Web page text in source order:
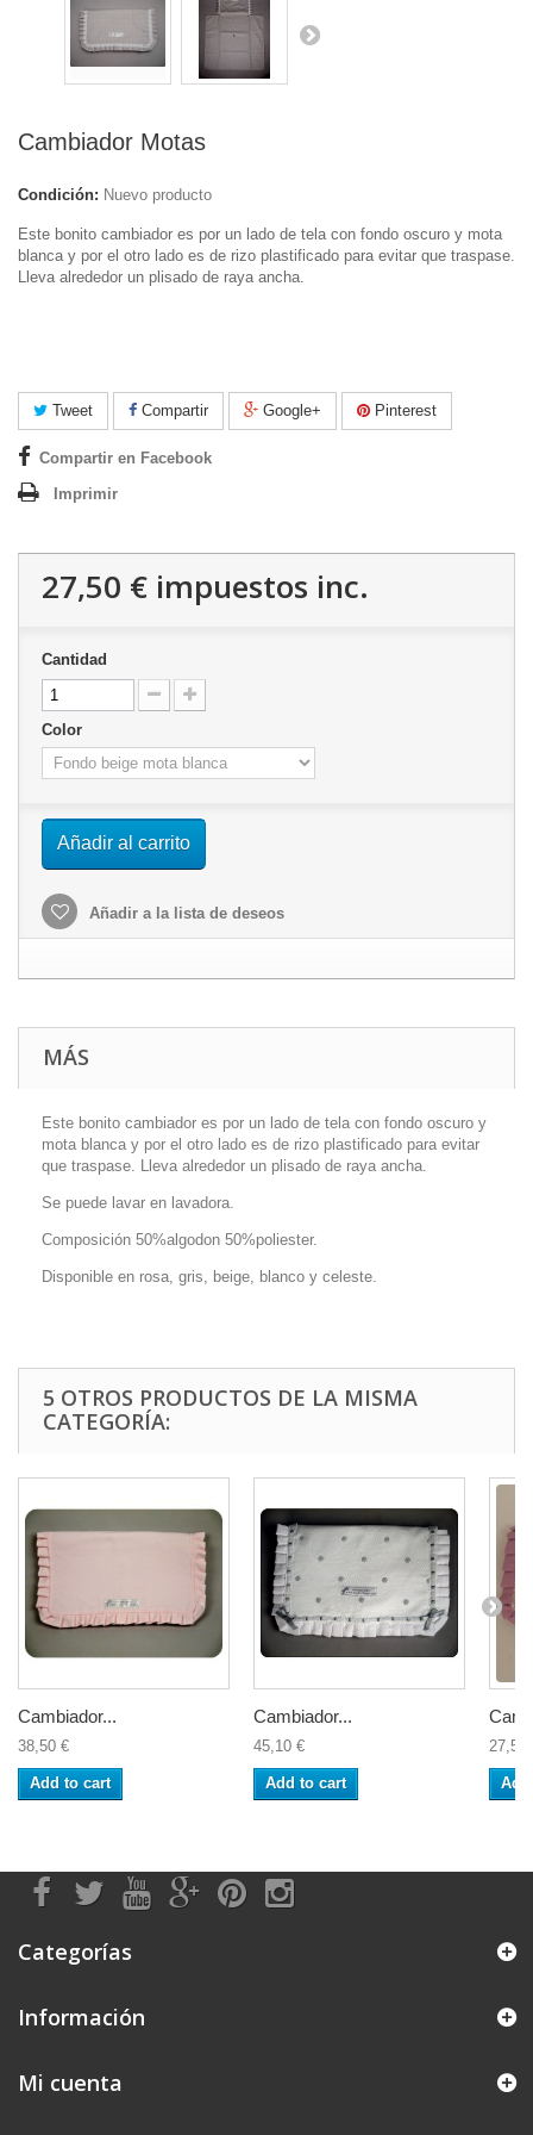
Cambiador Motas
Condición: Nuevo producto
Este bonito cambiador es por un lado de tela con fondo oscuro y mota
blanca y por el otro lado es de rizo plastificado para evitar que traspase.
Lleva alrededor un plisado de raya ancha.
Tweet Compartir Google+ Pinterest
Compartir en Facebook
Imprimir
27,50 € impuestos inc.
Cantidad
Color
Añadir al carrito
Añadir a la lista de deseos
MÁS
Este bonito cambiador es por un lado de tela con fondo oscuro y
mota blanca y por el otro lado es de rizo plastificado para evitar
que traspase. Lleva alrededor un plisado de raya ancha.
Se puede lavar en lavadora.
Composición 50%algodon 50%poliester.
Disponible en rosa, gris, beige, blanco y celeste.
5 OTROS PRODUCTOS DE LA MISMA
CATEGORÍA:
Cambiador...
38,50 €
Add to cart
Cambiador...
45,10 €
Add to cart
27,50
Categorías
Información
Mi cuenta